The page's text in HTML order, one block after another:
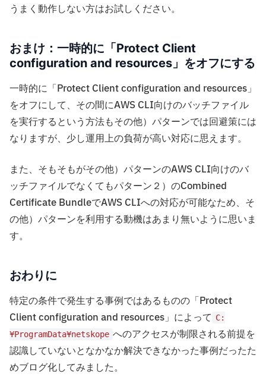
うまく動作しない方はお試しください。
おまけ：一時的に「Protect Client
configuration and resources」をオフにする
一時的に「Protect Client configuration and resources」
をオフにして、その間にAWS CLI向けのバッチファイル
を実行するという方法もその他）パターンでは回避策には
なりますが、少し運用上の負荷が高い対応に思えます。
また、そもそもがその他）パターンのAWS CLI向けのバ
ッチファイルでなくてもパターン２）のCombined
Certificate BundleでAWS CLIへの対応が可能なため、そ
の他）パターンを利用する動機はあまり無いように思いま
す。
おわりに
特定の条件で発生する事例ではあるものの「Protect
Client configuration and resources」によって C:
¥ProgramData¥netskope へのアクセスが制限される前提を
認識していないとなかなか解決できなかった事例だったた
めブログ化してみました。